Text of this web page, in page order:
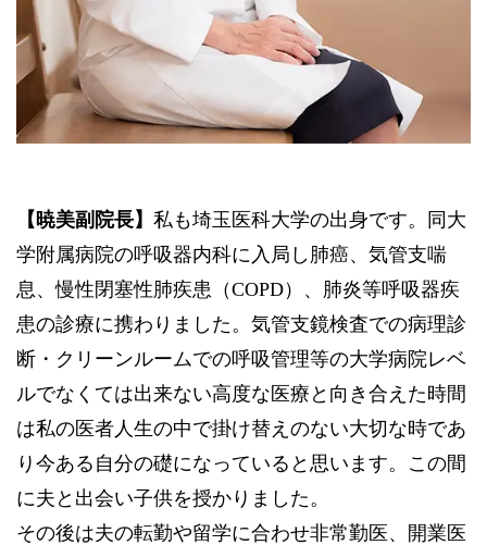
【暁美副院長】 私も埼玉医科大学の出身です。同大
学附属病院の呼吸器内科に入局し肺癌、気管支喘
息、慢性閉塞性肺疾患（COPD）、肺炎等呼吸器疾
患の診療に携わりました。気管支鏡検査での病理診
断・クリーンルームでの呼吸管理等の大学病院レベ
ルでなくては出来ない高度な医療と向き合えた時間
は私の医者人生の中で掛け替えのない大切な時であ
り今ある自分の礎になっていると思います。この間
に夫と出会い子供を授かりました。
その後は夫の転勤や留学に合わせ非常勤医、開業医